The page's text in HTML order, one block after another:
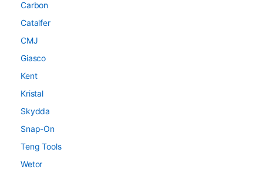
Carbon
Catalfer
CMJ
Giasco
Kent
Kristal
Skydda
Snap-On
Teng Tools
Wetor